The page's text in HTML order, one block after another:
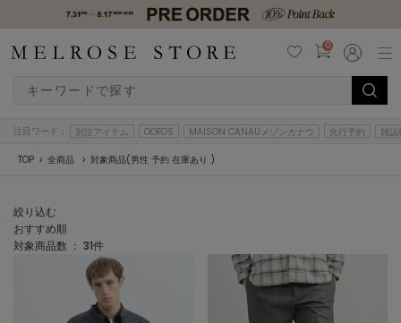
0
注目ワード： 別注アイテム OOFOS MAISON CANAUメゾンカナウ 先行予約 雑誌
TOP 全商品 対象商品(男性 予約 在庫あり )
絞り込む
おすすめ順
対象商品数 ： 31件